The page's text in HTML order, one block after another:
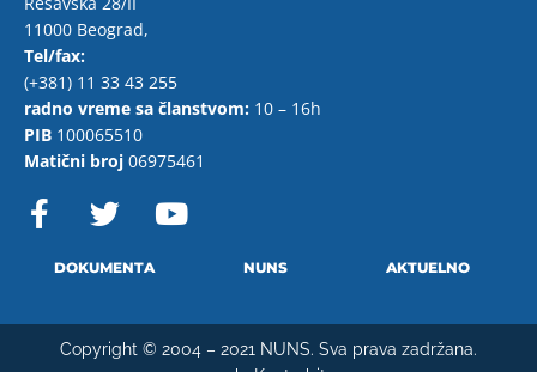
11000 Beograd,
Tel/fax:
(+381) 11 33 43 255
radno vreme sa članstvom: 10 – 16h
PIB 100065510
Matični broj 06975461
F
a
o
w
t
e
o
b
DOKUMENTA NUNS AKTUELNO
Copyright © 2004 – 2021 NUNS. Sva prava zadržana.